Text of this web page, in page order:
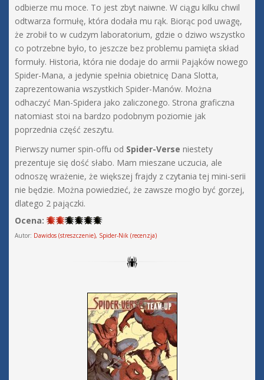
odbierze mu moce. To jest zbyt naiwne. W ciągu kilku chwil
odtwarza formułę, która dodała mu rąk. Biorąc pod uwagę,
że zrobił to w cudzym laboratorium, gdzie o dziwo wszystko
co potrzebne było, to jeszcze bez problemu pamięta skład
formuły. Historia, która nie dodaje do armii Pająków nowego
Spider-Mana, a jedynie spełnia obietnicę Dana Slotta,
zaprezentowania wszystkich Spider-Manów. Można
odhaczyć Man-Spidera jako zaliczonego. Strona graficzna
natomiast stoi na bardzo podobnym poziomie jak
poprzednia część zeszytu.
Pierwszy numer spin-offu od Spider-Verse niestety
prezentuje się dość słabo. Mam mieszane uczucia, ale
odnoszę wrażenie, że większej frajdy z czytania tej mini-serii
nie będzie. Można powiedzieć, że zawsze mogło być gorzej,
dlatego 2 pajączki.
Ocena:
Autor: Dawidos (streszczenie), Spider-Nik (recenzja)